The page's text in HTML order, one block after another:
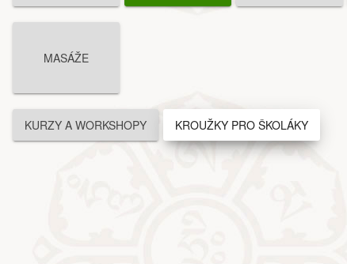
MASÁŽE
KURZY A WORKSHOPY KROUŽKY PRO ŠKOLÁKY